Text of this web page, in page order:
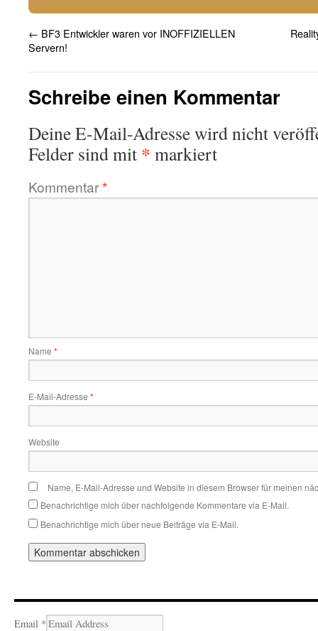
← BF3 Entwickler waren vor INOFFIZIELLEN
Servern!
Schreibe einen Kommentar
Deine E-Mail-Adresse wird nicht
Felder sind mit * markiert
Kommentar*
Name *
E-Mail-Adresse *
Website
Name, E-Mail-Adresse und Website in diesem Browser für meinen
Benachrichtige mich über nachfolgende Kommentare via E-Mail.
Benachrichtige mich über neue Beiträge via E-Mail.
Email *